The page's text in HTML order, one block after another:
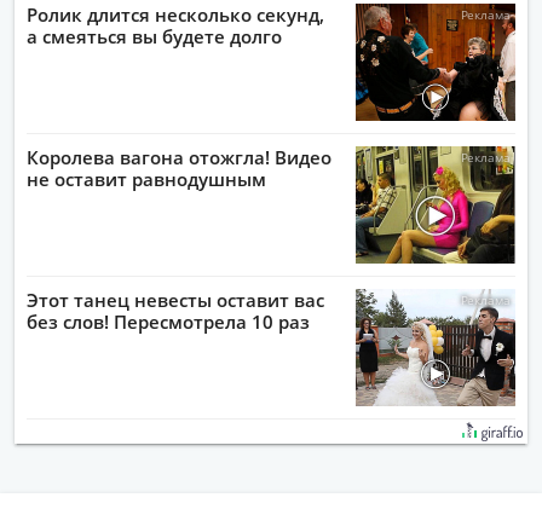
Ролик длится несколько секунд,
а смеяться вы будете долго
Королева вагона отожгла! Видео
не оставит равнодушным
Этот танец невесты оставит вас
без слов! Пересмотрела 10 раз